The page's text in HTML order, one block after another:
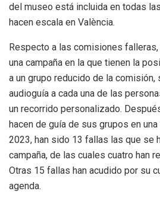
del museo está incluida en todas
hacen escala en València.
Respecto a las comisiones
una campaña en la que tienen la
a un grupo reducido de la comisión,
audioguía a cada una de las
un recorrido personalizado.
hacen de guía de sus grupos en
2023, han sido 13 fallas las que se
campaña, de las cuales cuatro han
Otras 15 fallas han acudido por su
agenda.